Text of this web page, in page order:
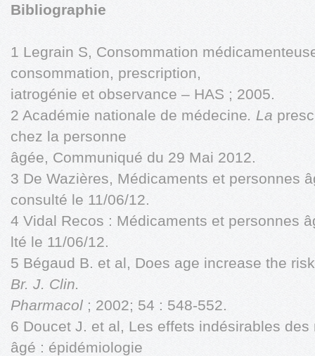
Bibliographie
1 Legrain S, Consommation
consommation, prescription,
iatrogénie et observance – HAS ; 2005.
2 Académie nationale de médecine. La
chez la personne
âgée, Communiqué du 29 Mai 2012.
3 De Wazières, Médicaments et personnes
consulté le 11/06/12.
4 Vidal Recos : Médicaments et personnes
lté le 11/06/12.
5 Bégaud B. et al, Does age increase the
Br. J. Clin.
Pharmacol ; 2002; 54 : 548-552.
6 Doucet J. et al, Les effets indésirables
âgé : épidémiologie